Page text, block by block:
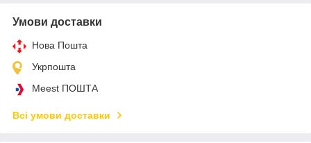
Умови доставки
Нова Пошта
Укрпошта
Meest ПОШТА
Всі умови доставки